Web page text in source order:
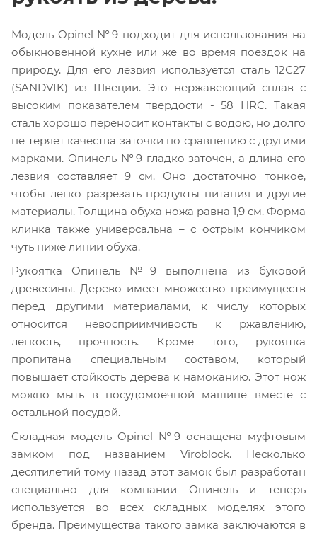
Модель Opinel №9 подходит для использования на
обыкновенной кухне или же во время поездок на
природу. Для его лезвия используется сталь 12С27
(SANDVIK) из Швеции. Это нержавеющий сплав с
высоким показателем твердости - 58 HRC. Такая
сталь хорошо переносит контакты с водою, но долго
не теряет качества заточки по сравнению с другими
марками. Опинель №9 гладко заточен, а длина его
лезвия составляет 9 см. Оно достаточно тонкое,
чтобы легко разрезать продукты питания и другие
материалы. Толщина обуха ножа равна 1,9 см. Форма
клинка также универсальна – с острым кончиком
чуть ниже линии обуха.
Рукоятка Опинель №9 выполнена из буковой
древесины. Дерево имеет множество преимуществ
перед другими материалами, к числу которых
относится невосприимчивость к ржавлению,
легкость, прочность. Кроме того, рукоятка
пропитана специальным составом, который
повышает стойкость дерева к намоканию. Этот нож
можно мыть в посудомоечной машине вместе с
остальной посудой.
Складная модель Opinel №9 оснащена муфтовым
замком под названием Viroblock. Несколько
десятилетий тому назад этот замок был разработан
специально для компании Опинель и теперь
используется во всех складных моделях этого
бренда. Преимущества такого замка заключаются в